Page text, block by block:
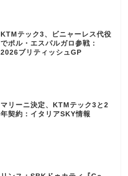
KTMテック3、ビニャーレス代役
でポル・エスパルガロ参戦：
2026ブリティッシュGP
マリーニ決定、KTMテック3と2
年契約：イタリアSKY情報